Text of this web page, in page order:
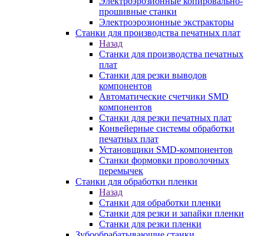
прошивные станки
Электроэрозионные экстракторы
Станки для производства печатных плат
Назад
Станки для производства печатных
плат
Станки для резки выводов
компонентов
Автоматические счетчики SMD
компонентов
Станки для резки печатных плат
Конвейерные системы обработки
печатных плат
Установщики SMD-компонентов
Станки формовки проволочных
перемычек
Станки для обработки пленки
Назад
Станки для обработки пленки
Станки для резки и запайки пленки
Станки для резки пленки